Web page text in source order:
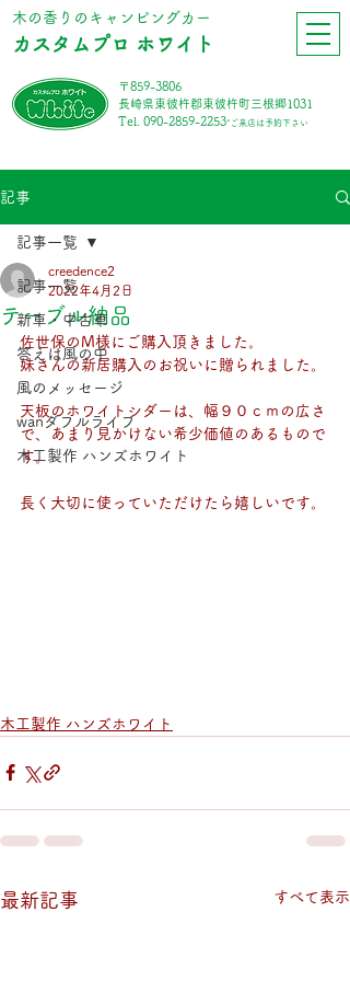
​木の香りのキャンピングカー
カスタムプロ ホワイト
〒859-3806
長崎県東彼杵郡東彼杵町三根郷1031
Tel. 090-2859-2253*ご来店は予約下さい
記事
記事一覧
新車・中古車
答えは風の中
風のメッセージ
wanダフルライフ
木工製作 ハンズホワイト
記事一覧
テーブル納品
creedence2
2022年4月2日
佐世保のM様にご購入頂きました。
妹さんの新居購入のお祝いに贈られました。
天板のホワイトシダーは、幅９０ｃｍの広さ
で、あまり見かけない希少価値のあるもので
す。
長く大切に使っていただけたら嬉しいです。
木工製作 ハンズホワイト
最新記事 すべて表示